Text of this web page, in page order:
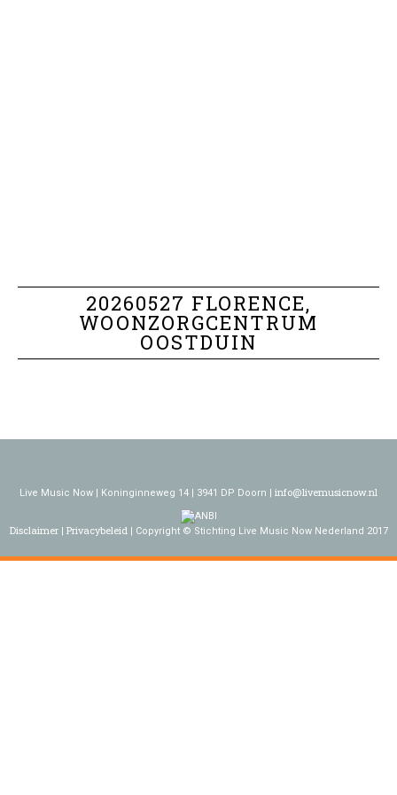
20260527 FLORENCE,
WOONZORGCENTRUM
OOSTDUIN
Live Music Now | Koninginneweg 14 | 3941 DP Doorn | info@livemusicnow.nl
Disclaimer Privacybeleid Copyright © Stichting Live Music Now Nederland 2017